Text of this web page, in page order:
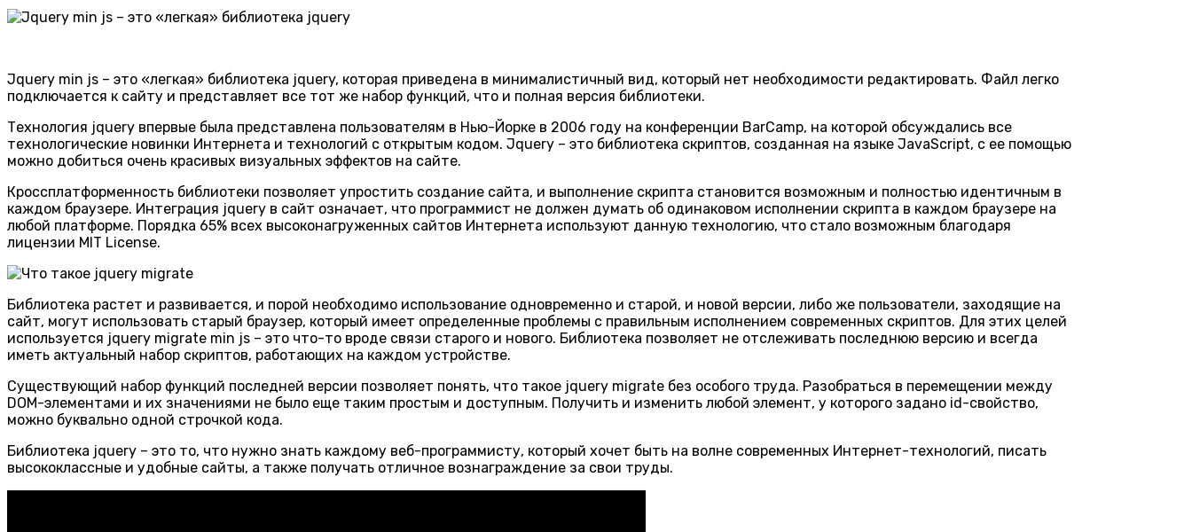
Jquery min js – это «легкая» библиотека jquery, которая приведена в минималистичный вид, который нет необходимости редактировать. Файл легко
подключается к сайту и представляет все тот же набор функций, что и полная версия библиотеки.
Технология jquery впервые была представлена пользователям в Нью-Йорке в 2006 году на конференции BarCamp, на которой обсуждались все
технологические новинки Интернета и технологий с открытым кодом. Jquery – это библиотека скриптов, созданная на языке JavaScript, с ее помощью
можно добиться очень красивых визуальных эффектов на сайте.
Кроссплатформенность библиотеки позволяет упростить создание сайта, и выполнение скрипта становится возможным и полностью идентичным в
каждом браузере. Интеграция jquery в сайт означает, что программист не должен думать об одинаковом исполнении скрипта в каждом браузере на
любой платформе. Порядка 65% всех высоконагруженных сайтов Интернета используют данную технологию, что стало возможным благодаря
лицензии MIT License.
Библиотека растет и развивается, и порой необходимо использование одновременно и старой, и новой версии, либо же пользователи, заходящие на
сайт, могут использовать старый браузер, который имеет определенные проблемы с правильным исполнением современных скриптов. Для этих целей
используется jquery migrate min js – это что-то вроде связи старого и нового. Библиотека позволяет не отслеживать последнюю версию и всегда
иметь актуальный набор скриптов, работающих на каждом устройстве.
Существующий набор функций последней версии позволяет понять, что такое jquery migrate без особого труда. Разобраться в перемещении между
DOM-элементами и их значениями не было еще таким простым и доступным. Получить и изменить любой элемент, у которого задано id-свойство,
можно буквально одной строчкой кода.
Библиотека jquery – это то, что нужно знать каждому веб-программисту, который хочет быть на волне современных Интернет-технологий, писать
высококлассные и удобные сайты, а также получать отличное вознаграждение за свои труды.